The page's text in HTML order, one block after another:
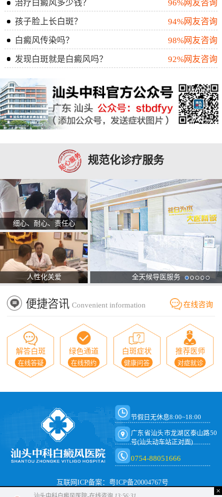
治疗白癜风多少钱？
96%网友咨询
孩子脸上长白斑？
94%网友咨询
白癜风传染吗？
98%网友咨询
发现白斑就是白癜风吗？
92%网友咨询
规范化诊疗服务
细心、耐心、责任心
人性化关爱 全天候导医服务
便捷咨讯 Convenient information 在线咨询
解答白斑
在线答疑
绿色通道
在线预约
白斑症状
健康问答
推荐医师
对症就诊
节假日无休息8:00~18:00
广东省汕头市龙湖区泰山路50
号(汕头动车站正对面)
0754-88051666
互联网ICP备案：粤ICP备20004767号
×